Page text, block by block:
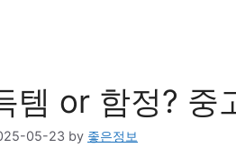
템 or 함정? 중
05-23 by 좋은정보